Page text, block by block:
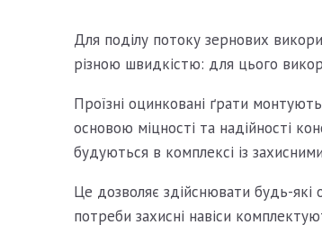
Для поділу потоку зернових
різною швидкістю: для цього
Проїзні оцинковані ґрати
основою міцності та надійності
будуються в комплексі із
Це дозволяє здійснювати будь-які
потреби захисні навіси